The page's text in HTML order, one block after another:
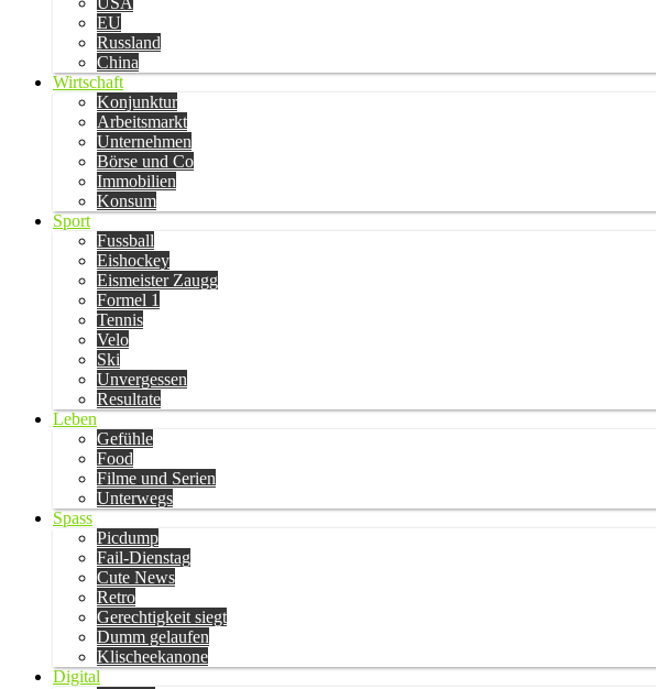
EU
Russland
China
Wirtschaft
Konjunktur
Arbeitsmarkt
Unternehmen
Börse und Co
Immobilien
Konsum
Sport
Fussball
Eishockey
Eismeister Zaugg
Formel 1
Tennis
Velo
Ski
Unvergessen
Resultate
Leben
Gefühle
Food
Filme und Serien
Unterwegs
Spass
Picdump
Fail-Dienstag
Cute News
Retro
Gerechtigkeit siegt
Dumm gelaufen
Klischeekanone
Digital